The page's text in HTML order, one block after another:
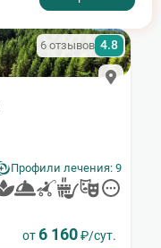
6 отзывов 4.8
Профили лечения: 9
от6 160₽/сут.